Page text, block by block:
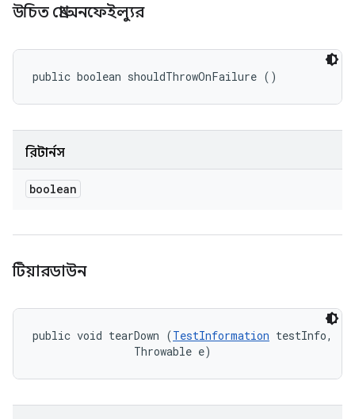
উচিত থ্রোঅনফেইল্যুর
public boolean shouldThrowOnFailure ()
রিটার্নস
boolean
টিয়ারডাউন
public void tearDown (TestInformation testInfo,
                Throwable e)